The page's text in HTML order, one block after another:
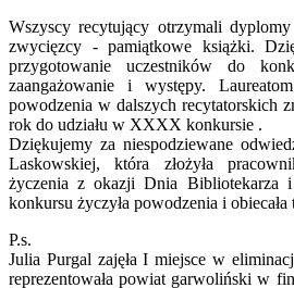
Wszyscy recytujący otrzymali
zwycięzcy - pamiątkowe książki.
przygotowanie uczestników do
zaangażowanie i występy.
powodzenia w dalszych recytatorskich
rok do udziału w XXXX konkursie .
Dziękujemy za niespodziewane
Laskowskiej, która złożyła
życzenia z okazji Dnia Bibliotekarza
konkursu życzyła powodzenia i
P.s.
Julia Purgal zajęła I miejsce w
reprezentowała powiat garwoliński w